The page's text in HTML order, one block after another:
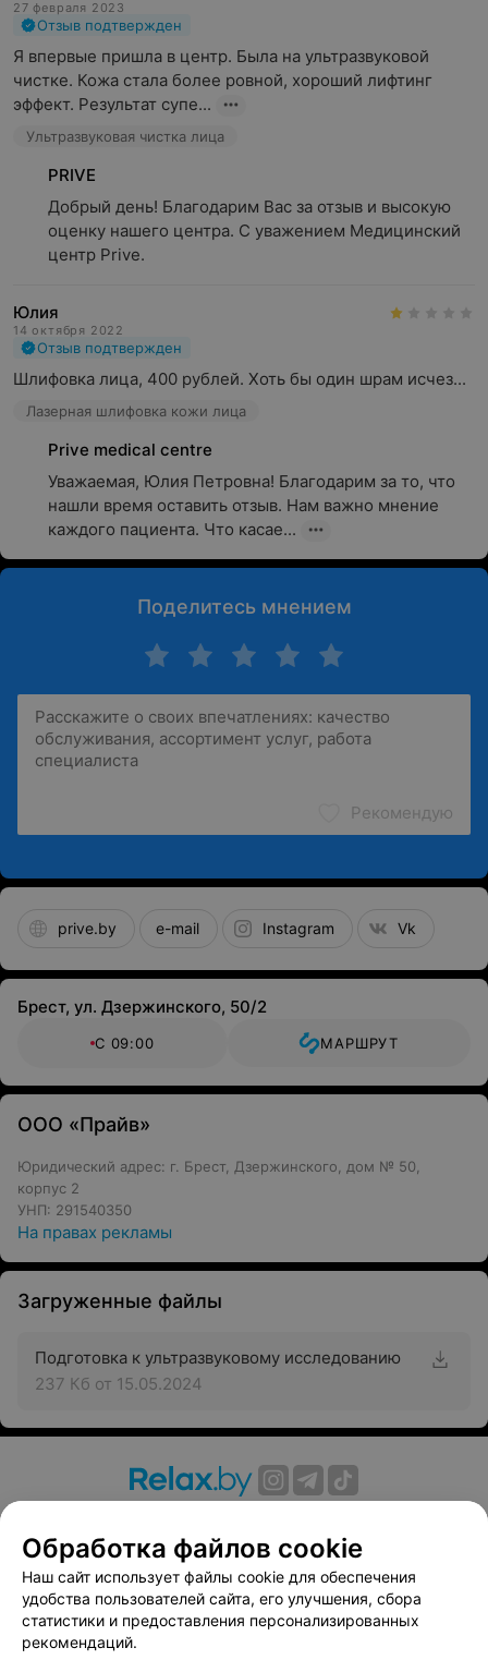
27 февраля 2023
Отзыв подтвержден
Я впервые пришла в центр. Была на ультразвуковой
чистке. Кожа стала более ровной, хороший лифтинг
эффект. Результат супе...
Ультразвуковая чистка лица
PRIVE
Добрый день! Благодарим Вас за отзыв и высокую
оценку нашего центра. С уважением Медицинский
центр Prive.
Юлия
14 октября 2022
Отзыв подтвержден
Шлифовка лица, 400 рублей. Хоть бы один шрам исчез...
Лазерная шлифовка кожи лица
Prive medical centre
Уважаемая, Юлия Петровна! Благодарим за то, что
нашли время оставить отзыв. Нам важно мнение
каждого пациента. Что касае...
Поделитесь мнением
Рекомендую
prive.by e-mail Instagram Vk
Брест, ул. Дзержинского, 50/2
С 09:00 МАРШРУТ
ООО «Прайв»
Юридический адрес: г. Брест, Дзержинского, дом № 50,
корпус 2
УНП: 291540350
На правах рекламы
Загруженные файлы
Подготовка к ультразвуковому исследованию
237 Кб от 15.05.2024
Вакансии
Публичный договор
Способы оплаты
Публичный договор по использованию сервиса
«Афиша»
Пользовательское соглашение
Обработка файлов cookie
Наш сайт использует файлы cookie для обеспечения
удобства пользователей сайта, его улучшения, сбора
статистики и предоставления персонализированных
рекомендаций.